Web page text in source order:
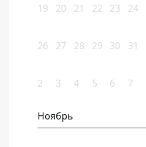
19 20 21 22 23 24
26 27 28 29 30 31
2 3 4 5 6 7
Ноябрь